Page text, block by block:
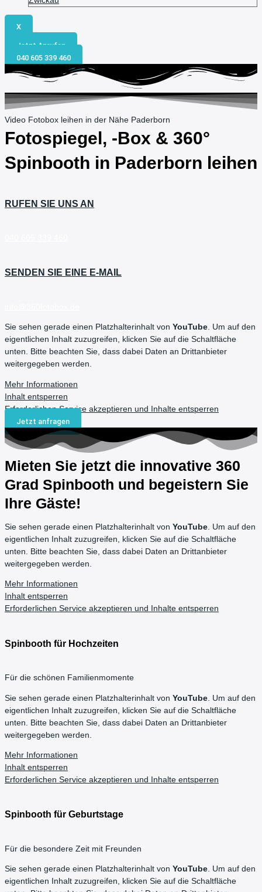
X
Jetzt Anrufen
040 605 339 460
Video Fotobox leihen in der Nähe Paderborn
Fotospiegel, -Box & 360°
Spinbooth in Paderborn leihen
RUFEN SIE UNS AN
SENDEN SIE EINE E-MAIL
Sie sehen gerade einen Platzhalterinhalt von YouTube. Um auf den
eigentlichen Inhalt zuzugreifen, klicken Sie auf die Schaltfläche
unten. Bitte beachten Sie, dass dabei Daten an Drittanbieter
weitergegeben werden.
Mehr Informationen
Inhalt entsperren
Erforderlichen Service akzeptieren und Inhalte entsperren
Jetzt anfragen
Mieten Sie jetzt die innovative 360
Grad Spinbooth und begeistern Sie
Ihre Gäste!
Sie sehen gerade einen Platzhalterinhalt von YouTube . Um auf den
eigentlichen Inhalt zuzugreifen, klicken Sie auf die Schaltfläche
unten. Bitte beachten Sie, dass dabei Daten an Drittanbieter
weitergegeben werden.
Mehr Informationen
Inhalt entsperren
Erforderlichen Service akzeptieren und Inhalte entsperren
Spinbooth für Hochzeiten
Für die schönen Familienmomente
Sie sehen gerade einen Platzhalterinhalt von YouTube . Um auf den
eigentlichen Inhalt zuzugreifen, klicken Sie auf die Schaltfläche
unten. Bitte beachten Sie, dass dabei Daten an Drittanbieter
weitergegeben werden.
Mehr Informationen
Inhalt entsperren
Erforderlichen Service akzeptieren und Inhalte entsperren
Spinbooth für Geburtstage
Für die besondere Zeit mit Freunden
Sie sehen gerade einen Platzhalterinhalt von YouTube. Um auf den
eigentlichen Inhalt zuzugreifen, klicken Sie auf die Schaltfläche